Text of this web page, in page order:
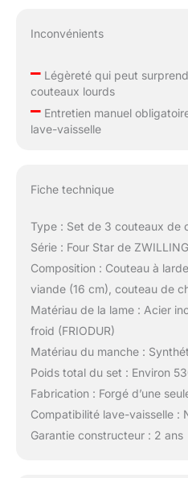
Inconvénients
–Légèreté qui peut
couteaux lourds
–Entretien manuel
lave-vaisselle
Fiche technique
Type : Set de 3 couteaux de
Série : Four Star de ZWILLING
Composition : Couteau à
viande (16 cm), couteau de
Matériau de la lame : Acier
froid (FRIODUR)
Matériau du manche :
Poids total du set : Environ
Fabrication : Forgé d’une
Compatibilité lave-vaisselle :
Garantie constructeur : 2 ans